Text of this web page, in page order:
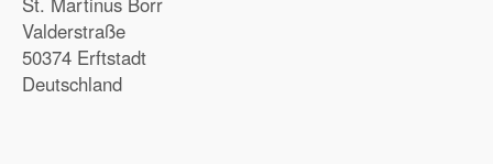
Valderstraße
50374 Erftstadt
Deutschland